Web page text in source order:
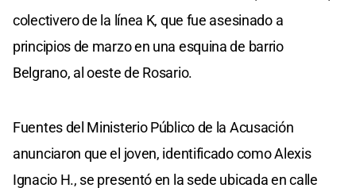
colectivero de la línea K, que fue asesinado a
principios de marzo en una esquina de barrio
Belgrano, al oeste de Rosario.
Fuentes del Ministerio Público de la Acusación
anunciaron que el joven, identificado como Alexis
Ignacio H., se presentó en la sede ubicada en calle